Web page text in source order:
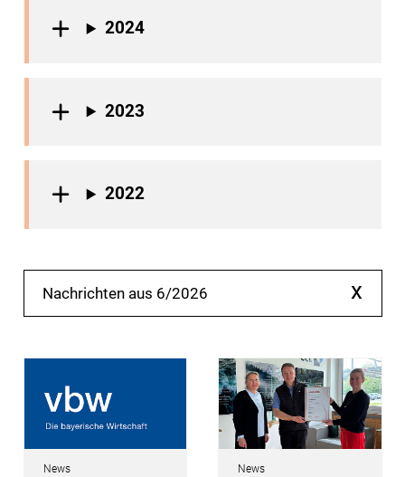
2024
2023
2022
Nachrichten aus 6/2026 x
News News